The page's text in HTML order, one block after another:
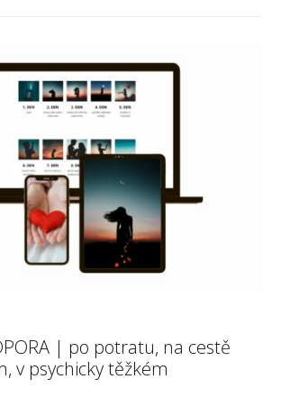
| po potratu, na cestě
v psychicky těžkém